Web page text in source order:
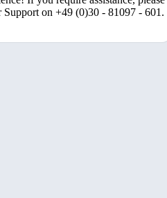
on +49 (0)30 - 81097 - 601.